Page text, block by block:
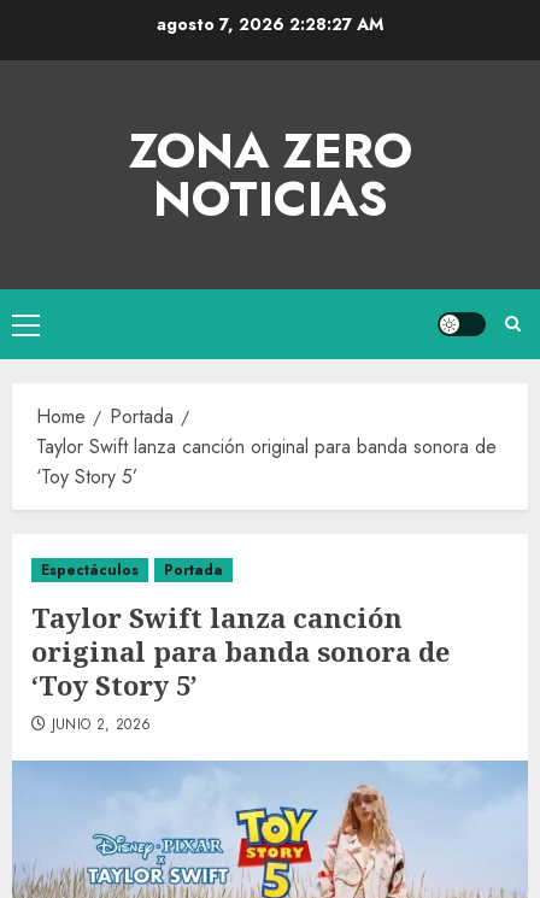
agosto 7, 2026 2:28:27 AM
ZONA ZERO
NOTICIAS
Home
Portada
Taylor Swift lanza canción original para banda sonora de
‘Toy Story 5’
Espectáculos Portada
Taylor Swift lanza canción
original para banda sonora de
‘Toy Story 5’
JUNIO 2, 2026